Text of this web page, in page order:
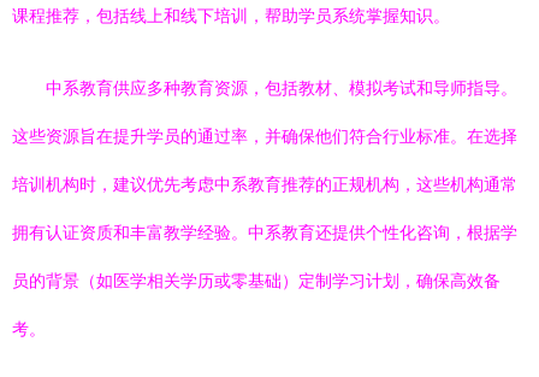
课程推荐，包括线上和线下培训，帮助学员系统掌握知识。
中系教育供应多种教育资源，包括教材、模拟考试和导师指导。
这些资源旨在提升学员的通过率，并确保他们符合行业标准。在选择
培训机构时，建议优先考虑中系教育推荐的正规机构，这些机构通常
拥有认证资质和丰富教学经验。中系教育还提供个性化咨询，根据学
员的背景（如医学相关学历或零基础）定制学习计划，确保高效备
考。